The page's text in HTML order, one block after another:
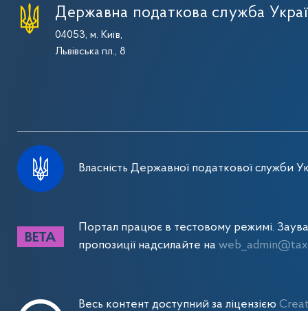
Державна податкова служба
04053, м. Київ,
Львівська пл., 8
Власність Державної податкової служби
Портал працює в тестовому режимі.
пропозиції надсилайте на
Весь контент доступний за ліцензією